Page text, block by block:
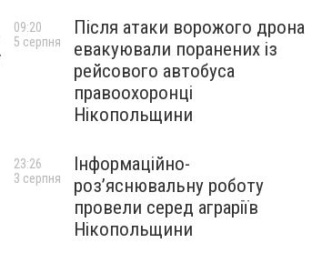
Після атаки ворожого дрона
евакуювали поранених із
рейсового автобуса
правоохоронці
Нікопольщини
09:20
5 серпня
Інформаційно-
роз’яснювальну роботу
провели серед аграріїв
Нікопольщини
23:26
3 серпня